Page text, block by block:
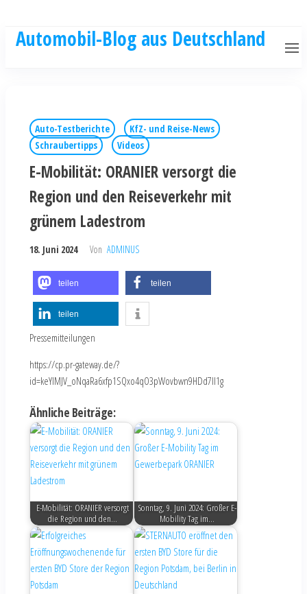
Automobil-Blog aus Deutschland
Auto-Testberichte
KfZ- und Reise-News
Schraubertipps
Videos
E-Mobilität: ORANIER versorgt die
Region und den Reiseverkehr mit
grünem Ladestrom
18. Juni 2024 Von ADMINUS
teilen teilen
teilen
Pressemitteilungen
https://cp.pr-gateway.de/?
id=keYlMJV_oNqaRa6xfp1SQxo4qO3pWovbwn9HDd7Il1g
Ähnliche Beiträge:
E-Mobilität: ORANIER versorgt
die Region und den…
Sonntag, 9. Juni 2024: Großer E-
Mobility Tag im…